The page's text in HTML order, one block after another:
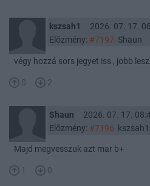
kszsah1
2026. 07. 17.
Előzmény: #7197 Shaun
végy hozzá sors jegyet iss , jobb
0 2
Shaun
2026. 07. 17.
Előzmény: #7196 kszsah1
Majd megvesszuk azt mar b+
1 0